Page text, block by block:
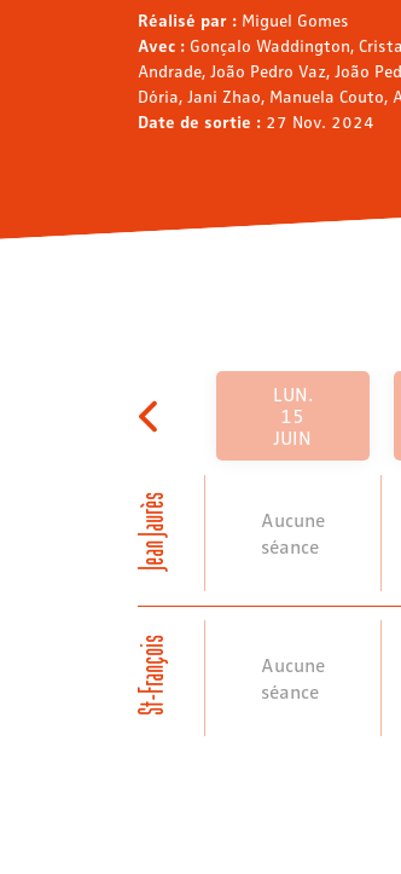
Réalisé par : Miguel Gomes
Avec : Gonçalo Waddington,
Andrade, João Pedro Vaz, João
Dória, Jani Zhao, Manuela Couto,
Date de sortie : 27 Nov. 2024
Jean Jaurès
St-François
LUN.
15
JUIN
Aucune
séance
Aucune
séance